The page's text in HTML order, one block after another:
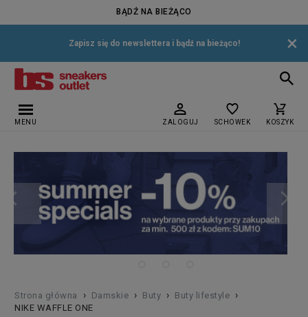
BĄDŹ NA BIEŻĄCO
Zapisz się do newslettera i bądź na bieżąco! ×
MENU ZALOGUJ SCHOWEK KOSZYK
Strona główna › Damskie › Buty › Buty lifestyle ›
NIKE WAFFLE ONE